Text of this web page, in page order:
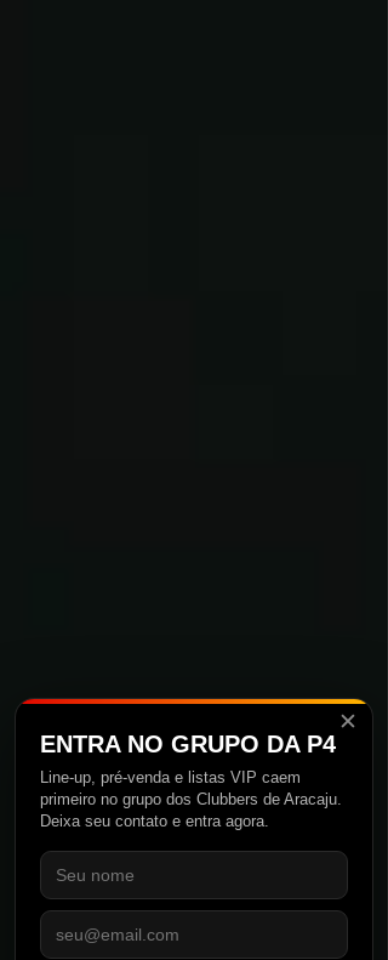
✕
ENTRA NO GRUPO DA P4
Line-up, pré-venda e listas VIP caem
primeiro no grupo dos Clubbers de Aracaju.
Deixa seu contato e entra agora.